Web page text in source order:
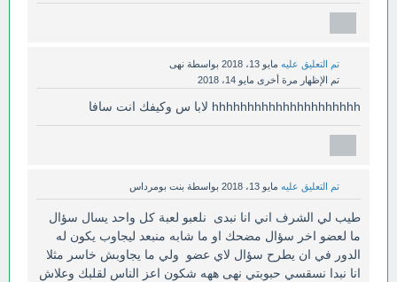
تم التعليق عليه مايو 13، 2018 بواسطة نهى
تم الإظهار مرة أخرى مايو 14، 2018
hhhhhhhhhhhhhhhhhhhhh لابا س وكيفك انت سافا
تم التعليق عليه مايو 13، 2018 بواسطة بنت بومرداس
طيب لي الشرف اني انا نبدى نلعبو لعبة كل واحد يسال سؤال
ما لعضو اخر سؤال مضحك او ما شابه منبعد ليجاوب يكون له
الدور في ان يطرح سؤال لاي عضو ولي ما يجاوبش خاسر مثلا
انا نبدا نسقسي حبوبتي نهى ههه شكون اعز الناس لقلبك وعلاش